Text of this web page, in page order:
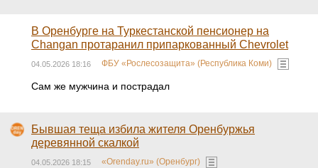
В Оренбурге на Туркестанской пенсионер на
Changan протаранил припаркованный Chevrolet
04.05.2026 18:16 ФБУ «Рослесозащита» (Республика Коми)
Сам же мужчина и пострадал
Бывшая теща избила жителя Оренбуржья
деревянной скалкой
04.05.2026 18:15 «Orenday.ru» (Оренбург)